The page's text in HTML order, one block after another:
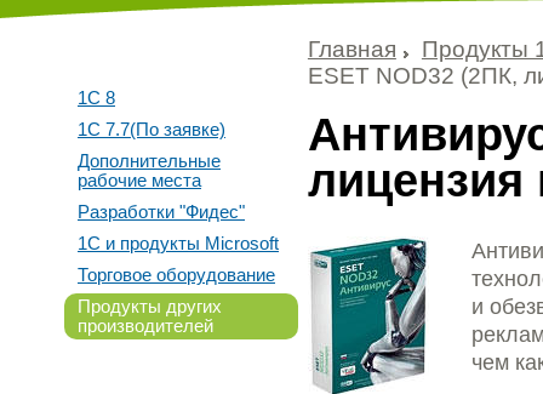
1С 8
1С 7.7(По заявке)
Дополнительные
рабочие места
Разработки "Фидес"
1С и продукты Microsoft
Торговое оборудование
Продукты других
производителей
Главная
Продукты
ESET NOD32 (2ПК,
лицензия
и
чем